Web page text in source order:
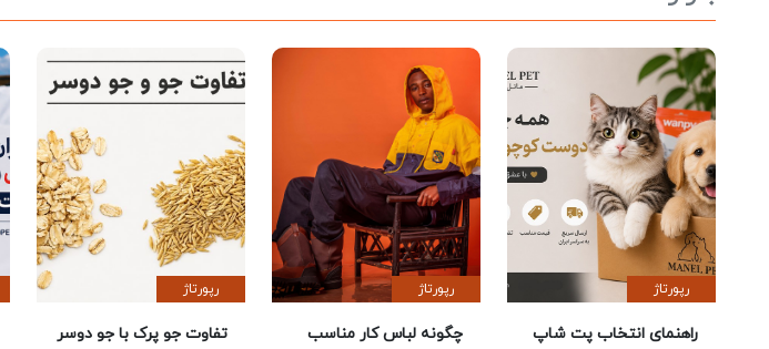
رپورتاژ
راهنمای انتخاب پت شاپ
رپورتاژ
چگونه لباس کار مناسب
رپورتاژ
تفاوت جو پرک با جو دوسر